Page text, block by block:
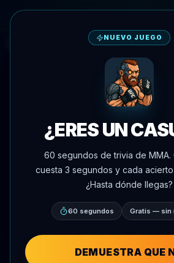
🎮 Fantasía
Medios UFC
El análisis examina la
derribos de
Chimaev
AgentMMA.com
NUEVO JUEGO
¿ERES UN
60 segundos de trivia de MMA.
cuesta 3 segundos y cada
¿Hasta dónde llegas?
60 segundos Gratis — sin
DEMUESTRA QUE